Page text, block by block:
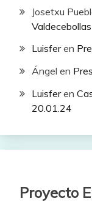
Josetxu
Luisferen
Ángel en
Luisferen
20.01.24
Proyecto